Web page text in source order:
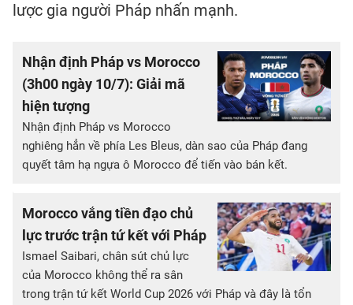
lược gia người Pháp nhấn mạnh.
Nhận định Pháp vs Morocco
(3h00 ngày 10/7): Giải mã
hiện tượng
Nhận định Pháp vs Morocco
nghiêng hẳn về phía Les Bleus, dàn sao của Pháp đang
quyết tâm hạ ngựa ô Morocco để tiến vào bán kết.
Morocco vắng tiền đạo chủ
lực trước trận tứ kết với Pháp
Ismael Saibari, chân sút chủ lực
của Morocco không thể ra sân
trong trận tứ kết World Cup 2026 với Pháp và đây là tổn